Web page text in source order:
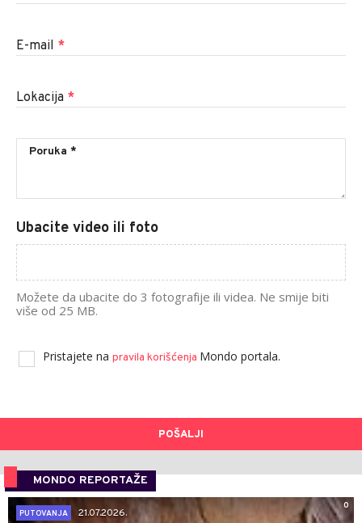
E-mail *
Lokacija *
Ubacite video ili foto
Možete da ubacite do 3 fotografije ili videa. Ne smije biti
više od 25 MB.
Pristajete na pravila korišćenja Mondo portala.
POŠALJI
MONDO REPORTAŽE
0
PUTOVANJA
21.07.2026.